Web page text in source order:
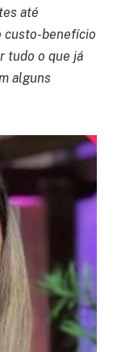
até
custo-benefício
tudo o que já
alguns